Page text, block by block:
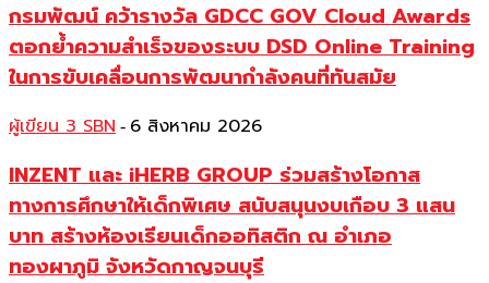
กรมพัฒน์ คว้ารางวัล GDCC GOV Cloud Awards
ตอกย้ำความสำเร็จของระบบ DSD Online Training
ในการขับเคลื่อนการพัฒนากำลังคนที่ทันสมัย
ผู้เขียน 3 SBN - 6 สิงหาคม 2026
INZENT และ iHERB GROUP ร่วมสร้างโอกาส
ทางการศึกษาให้เด็กพิเศษ สนับสนุนงบเกือบ 3 แสน
บาท สร้างห้องเรียนเด็กออทิสติก ณ อำเภอ
ทองผาภูมิ จังหวัดกาญจนบุรี